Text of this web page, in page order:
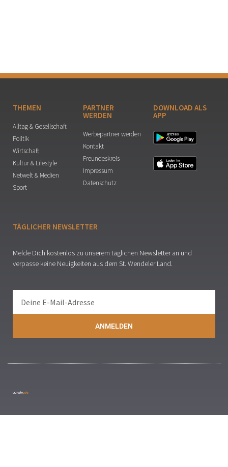
THEMEN
Alltag & Gesellschaft
Politik
Wirtschaft
Kultur & Lifestyle
Netwelt & Medien
Sport
PARTNER
WERDEN
Werbepartner werden
Kontakt
Freundeskreis
Impressum
Datenschutz
DOWNLOAD ALS
APP
TÄGLICHER NEWSLETTER
Melde Dich kostenlos zu unserem täglichen Newsletter an und
verpasse keine Neuigkeiten aus dem St. Wendeler Land.
ANMELDEN